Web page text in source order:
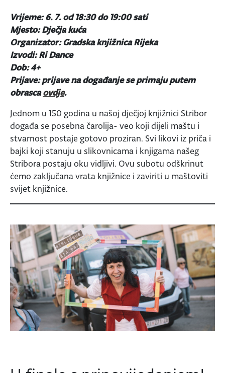
Vrijeme: 6. 7. od 18:30 do 19:00 sati
Mjesto: Dječja kuća
Organizator: Gradska knjižnica Rijeka
Izvodi: Ri Dance
Dob: 4+
Prijave: prijave na događanje se primaju putem
obrascaovdje.
Jednom u 150 godina u našoj dječjoj knjižnici Stribor
događa se posebna čarolija- veo koji dijeli maštu i
stvarnost postaje gotovo proziran. Svi likovi iz priča i
bajki koji stanuju u slikovnicama i knjigama našeg
Stribora postaju oku vidljivi. Ovu subotu odškrinut
ćemo zaključana vrata knjižnice i zaviriti u maštoviti
svijet knjižnice.